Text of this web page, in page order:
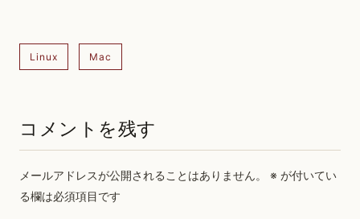
Linux Mac
コメントを残す
メールアドレスが公開されることはありません。 ※ が付いてい
る欄は必須項目です